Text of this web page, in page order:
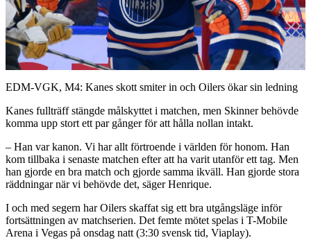
Play
Video
EDM-VGK, M4: Kanes skott smiter in och Oilers ökar sin ledning
Kanes fullträff stängde målskyttet i matchen, men Skinner behövde
komma upp stort ett par gånger för att hålla nollan intakt.
– Han var kanon. Vi har allt förtroende i världen för honom. Han
kom tillbaka i senaste matchen efter att ha varit utanför ett tag. Men
han gjorde en bra match och gjorde samma ikväll. Han gjorde stora
räddningar när vi behövde det, säger Henrique.
I och med segern har Oilers skaffat sig ett bra utgångsläge inför
fortsättningen av matchserien. Det femte mötet spelas i T-Mobile
Arena i Vegas på onsdag natt (3:30 svensk tid, Viaplay).